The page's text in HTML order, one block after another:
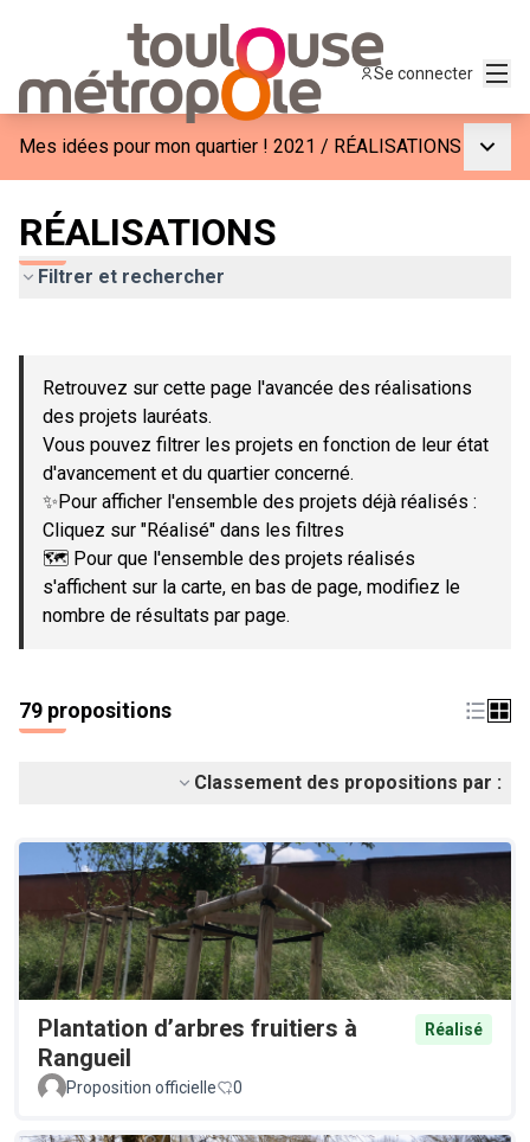
Se connecter
Mes idées pour mon quartier ! 2021 / RÉALISATIONS
RÉALISATIONS
Filtrer et rechercher
−
Retrouvez sur cette page l'avancée des réalisations
des projets lauréats.
Vous pouvez filtrer les projets en fonction de leur état
d'avancement et du quartier concerné.
✨Pour afficher l'ensemble des projets déjà réalisés :
Cliquez sur "Réalisé" dans les filtres
🗺️ Pour que l'ensemble des projets réalisés
s'affichent sur la carte, en bas de page, modifiez le
nombre de résultats par page.
79 propositions
Classement des propositions par :
Plantation d’arbres fruitiers à
Rangueil
Réalisé
Proposition officielle 0